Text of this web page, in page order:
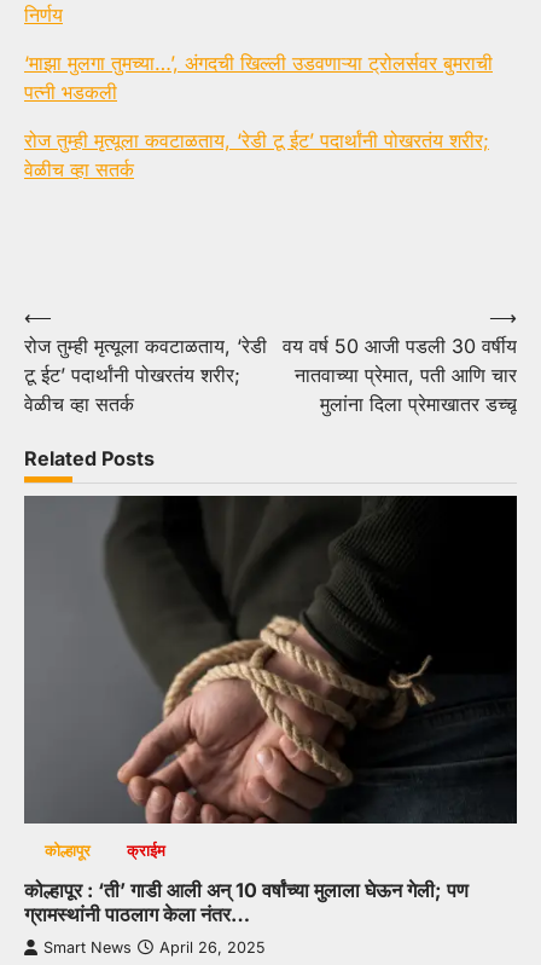
निर्णय
‘माझा मुलगा तुमच्या…’, अंगदची खिल्ली उडवणाऱ्या ट्रोलर्सवर बुमराची
पत्नी भडकली
रोज तुम्ही मृत्यूला कवटाळताय, ‘रेडी टू ईट’ पदार्थांनी पोखरतंय शरीर;
वेळीच व्हा सतर्क
Post
navigation
⟵
रोज तुम्ही मृत्यूला कवटाळताय, ‘रेडी
टू ईट’ पदार्थांनी पोखरतंय शरीर;
वेळीच व्हा सतर्क
वय वर्ष 50 आजी पडली 30 वर्षीय
नातवाच्या प्रेमात, पती आणि चार
मुलांना दिला प्रेमाखातर डच्चू
⟶
Related Posts
कोल्हापूर क्राईम
कोल्हापूर : ‘ती’ गाडी आली अन् 10 वर्षांच्या मुलाला घेऊन गेली; पण
ग्रामस्थांनी पाठलाग केला नंतर…
Smart News April 26, 2025